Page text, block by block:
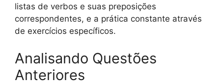
listas de verbos e suas preposições
correspondentes, e a prática constante através
de exercícios específicos.
Analisando Questões
Anteriores